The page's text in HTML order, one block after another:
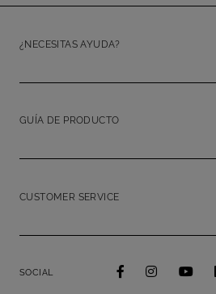
¿NECESITAS AYUDA?
GUÍA DE PRODUCTO
CUSTOMER SERVICE
SOCIAL